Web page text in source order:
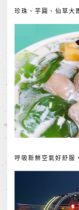
珍珠、芋圓、仙草大
呼吸新鮮空氣好舒服